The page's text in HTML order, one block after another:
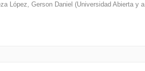
López, Gerson Daniel (Universidad Abierta y